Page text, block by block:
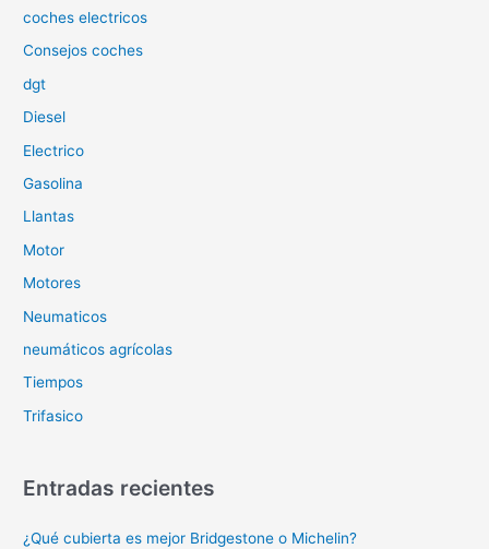
o
coches electricos
Consejos coches
dgt
Diesel
Electrico
Gasolina
Llantas
Motor
Motores
Neumaticos
neumáticos agrícolas
Tiempos
Trifasico
Entradas recientes
¿Qué cubierta es mejor Bridgestone o Michelin?